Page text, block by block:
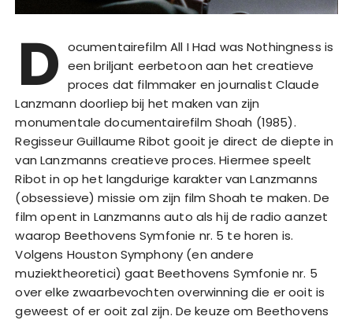
D ocumentairefilm All I Had was Nothingness is
een briljant eerbetoon aan het creatieve
proces dat filmmaker en journalist Claude
Lanzmann doorliep bij het maken van zijn
monumentale documentairefilm Shoah (1985).
Regisseur Guillaume Ribot gooit je direct de diepte in
van Lanzmanns creatieve proces. Hiermee speelt
Ribot in op het langdurige karakter van Lanzmanns
(obsessieve) missie om zijn film Shoah te maken. De
film opent in Lanzmanns auto als hij de radio aanzet
waarop Beethovens Symfonie nr. 5 te horen is.
Volgens Houston Symphony (en andere
muziektheoretici) gaat Beethovens Symfonie nr. 5
over elke zwaarbevochten overwinning die er ooit is
geweest of er ooit zal zijn. De keuze om Beethovens